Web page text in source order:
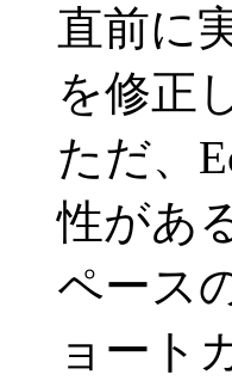
直前に
を修正
ただ、
性があ
ペース
ョート